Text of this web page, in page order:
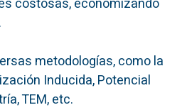
costosas, economizando
metodologías, como la
Inducida, Potencial
TEM, etc.